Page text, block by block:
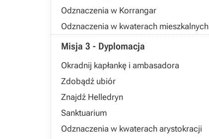
Odznaczenia w Korrangar
Odznaczenia w kwaterach mieszkalnych
Misja 3 - Dyplomacja
Okradnij kapłankę i ambasadora
Zdobądź ubiór
Znajdź Helledryn
Sanktuarium
Odznaczenia w kwaterach arystokracji